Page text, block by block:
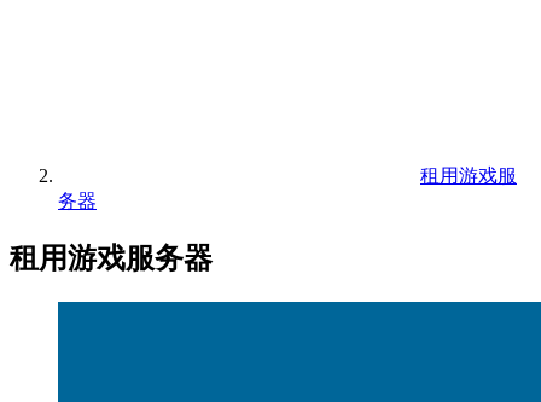
租用游戏服
务器
租用游戏服务器